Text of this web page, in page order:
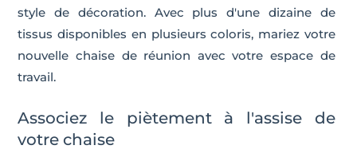
style de décoration. Avec plus d'une dizaine de
tissus disponibles en plusieurs coloris, mariez votre
nouvelle chaise de réunion avec votre espace de
travail.
Associez le piètement à l'assise de
votre chaise